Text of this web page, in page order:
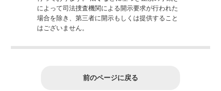
によって司法捜査機関による開示要求が行われた
場合を除き、第三者に開示もしくは提供すること
はございません。
前のページに戻る